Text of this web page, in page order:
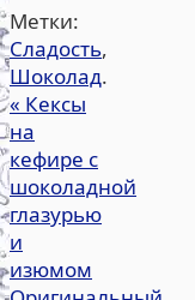
Метки:
Сладость,
Шоколад.
« Кексы
на
кефире с
шоколадной
глазурью
и
изюмом